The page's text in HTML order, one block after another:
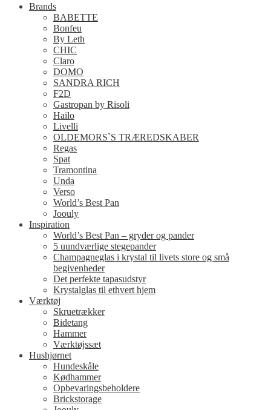
Brands
BABETTE
Bonfeu
By Leth
CHIC
Claro
DOMO
SANDRA RICH
F2D
Gastropan by Risoli
Hailo
Livelli
OLDEMORS`S TRÆREDSKABER
Regas
Spat
Tramontina
Unda
Verso
World’s Best Pan
Joouly
Inspiration
World’s Best Pan – gryder og pander
5 uundværlige stegepander
Champagneglas i krystal til livets store og små
begivenheder
Det perfekte tapasudstyr
Krystalglas til ethvert hjem
Værktøj
Skruetrækker
Bidetang
Hammer
Værktøjssæt
Hushjørnet
Hundeskåle
Kødhammer
Opbevaringsbeholdere
Brickstorage